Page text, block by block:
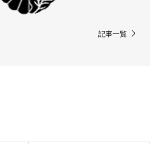
記事一覧